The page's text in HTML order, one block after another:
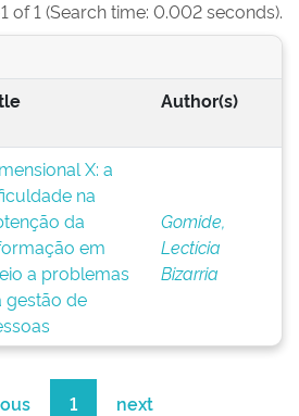
of 1 (Search time: 0.002 seconds).
Author(s)
X: a
na
da
em
a problemas
gestão de
Gomide,
Lectícia
Bizarria
1 next